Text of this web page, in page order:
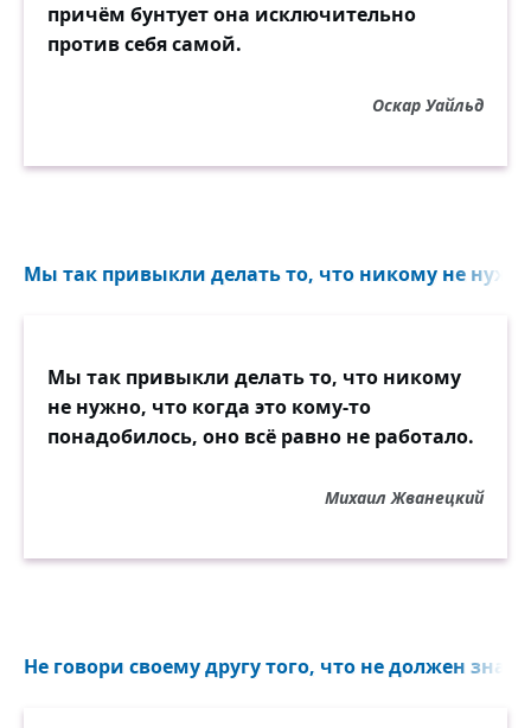
причём бунтует она исключительно
против себя самой.
Оскар Уайльд
Мы так привыкли делать то, что никому не
Мы так привыкли делать то, что никому
не нужно, что когда это кому-то
понадобилось, оно всё равно не работало.
Михаил Жванецкий
Не говори своему другу того, что не должен